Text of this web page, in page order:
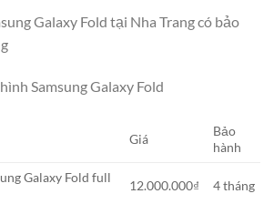
Galaxy Fold tại Nha Trang có bảo
Samsung Galaxy Fold
Giá
Bảo
hành
Galaxy Fold full
12.000.000₫ 4 tháng